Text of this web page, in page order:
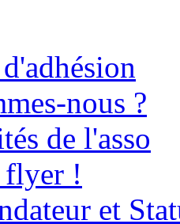
nous ?
de l'asso
!
et